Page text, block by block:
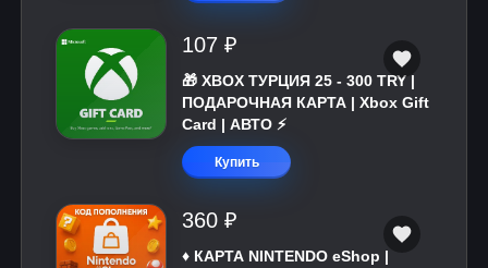
107 ₽
🎁 XBOX ТУРЦИЯ 25 - 300 TRY |
ПОДАРОЧНАЯ КАРТА | Xbox Gift
Card | АВТО ⚡
Купить
360 ₽
♦️ КАРТА NINTENDO eShop |